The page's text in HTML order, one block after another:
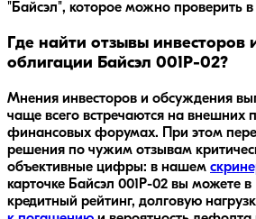
"Байсэл", которое можно проверить
Где найти отзывы инвесторов
облигации Байсэл 001P-02?
Мнения инвесторов и обсуждения
чаще всего встречаются на внешних
финансовых форумах. При этом
решения по чужим отзывам
объективные цифры: в нашем
карточке Байсэл 001P-02 вы можете в
кредитный рейтинг, долговую